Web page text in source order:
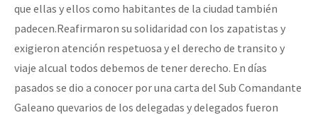
Presos
Mujeres
Niñxs
ETIQUETAS
[25 abr – CDMX] Tokín por el CNI: 30 años de Resistencia y
que ellas y ellos como habitantes de la ciudad también
padecen.Reafirmaron su solidaridad con los zapatistas y
exigieron atención respetuosa y el derecho de transito y
viaje alcual todos debemos de tener derecho. En días
pasados se dio a conocer por una carta del Sub Comandante
Galeano quevarios de los delegadas y delegados fueron